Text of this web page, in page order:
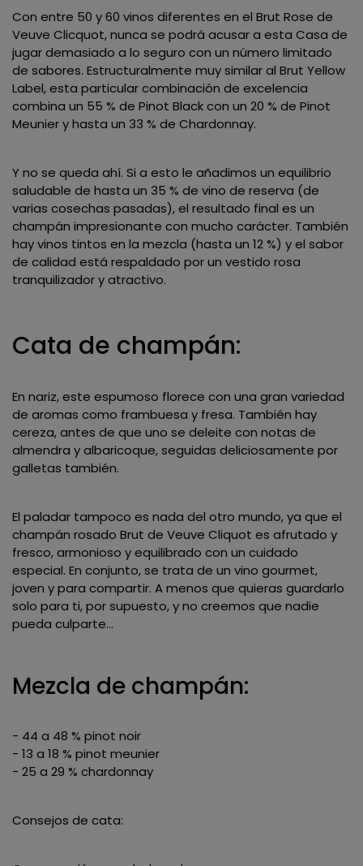
Con entre 50 y 60 vinos diferentes en el Brut Rose de
Veuve Clicquot, nunca se podrá acusar a esta Casa de
jugar demasiado a lo seguro con un número limitado
de sabores. Estructuralmente muy similar al Brut Yellow
Label, esta particular combinación de excelencia
combina un 55 % de Pinot Black con un 20 % de Pinot
Meunier y hasta un 33 % de Chardonnay.
Y no se queda ahí. Si a esto le añadimos un equilibrio
saludable de hasta un 35 % de vino de reserva (de
varias cosechas pasadas), el resultado final es un
champán impresionante con mucho carácter. También
hay vinos tintos en la mezcla (hasta un 12 %) y el sabor
de calidad está respaldado por un vestido rosa
tranquilizador y atractivo.
Cata de champán:
En nariz, este espumoso florece con una gran variedad
de aromas como frambuesa y fresa. También hay
cereza, antes de que uno se deleite con notas de
almendra y albaricoque, seguidas deliciosamente por
galletas también.
El paladar tampoco es nada del otro mundo, ya que el
champán rosado Brut de Veuve Cliquot es afrutado y
fresco, armonioso y equilibrado con un cuidado
especial. En conjunto, se trata de un vino gourmet,
joven y para compartir. A menos que quieras guardarlo
solo para ti, por supuesto, y no creemos que nadie
pueda culparte...
Mezcla de champán:
- 44 a 48 % pinot noir
- 13 a 18 % pinot meunier
- 25 a 29 % chardonnay
Consejos de cata: